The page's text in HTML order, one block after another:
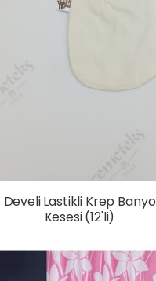
Develi Lastikli Krep Banyo
Kesesi (12'li)